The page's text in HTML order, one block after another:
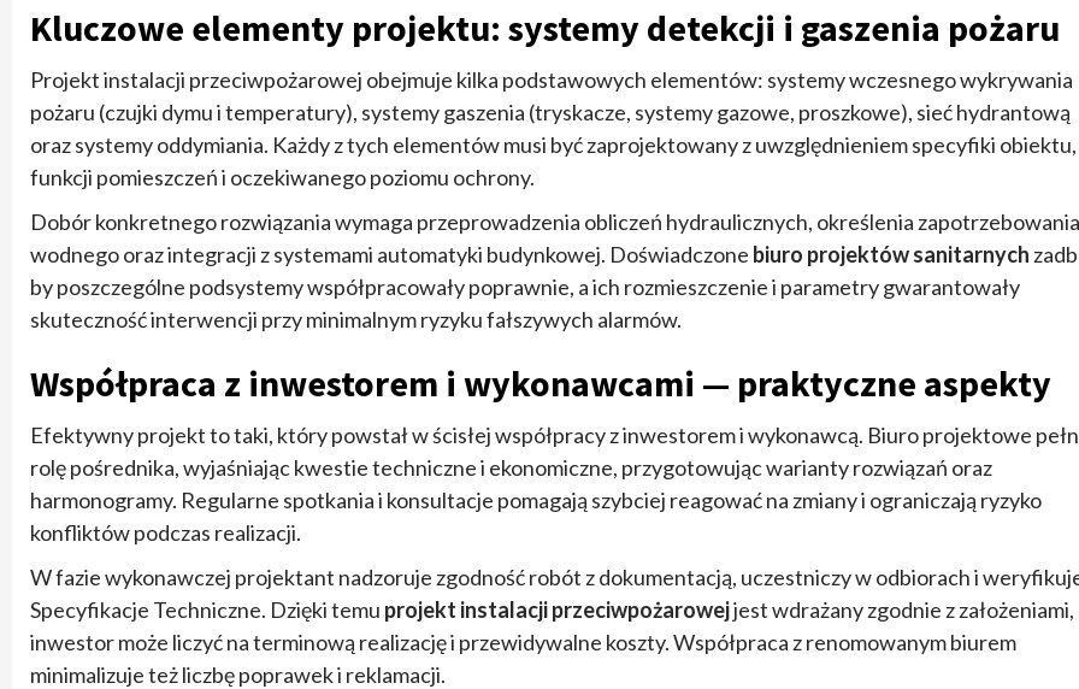
Kluczowe elementy projektu: systemy detekcji i gaszenia pożaru
Projekt instalacji przeciwpożarowej obejmuje kilka podstawowych elementów: systemy wczesnego wykrywania
pożaru (czujki dymu i temperatury), systemy gaszenia (tryskacze, systemy gazowe, proszkowe), sieć hydrantową
oraz systemy oddymiania. Każdy z tych elementów musi być zaprojektowany z uwzględnieniem specyfiki obiektu,
funkcji pomieszczeń i oczekiwanego poziomu ochrony.
Dobór konkretnego rozwiązania wymaga przeprowadzenia obliczeń hydraulicznych, określenia zapotrzebowania
wodnego oraz integracji z systemami automatyki budynkowej. Doświadczone biuro projektów sanitarnych
by poszczególne podsystemy współpracowały poprawnie, a ich rozmieszczenie i parametry gwarantowały
skuteczność interwencji przy minimalnym ryzyku fałszywych alarmów.
Współpraca z inwestorem i wykonawcami — praktyczne aspekty
Efektywny projekt to taki, który powstał w ścisłej współpracy z inwestorem i wykonawcą. Biuro projektowe
rolę pośrednika, wyjaśniając kwestie techniczne i ekonomiczne, przygotowując warianty rozwiązań oraz
harmonogramy. Regularne spotkania i konsultacje pomagają szybciej reagować na zmiany i ograniczają ryzyko
konfliktów podczas realizacji.
W fazie wykonawczej projektant nadzoruje zgodność robót z dokumentacją, uczestniczy w odbiorach i
Specyfikacje Techniczne. Dzięki temu projekt instalacji przeciwpożarowejjest wdrażany zgodnie z założeniami,
inwestor może liczyć na terminową realizację i przewidywalne koszty. Współpraca z renomowanym biurem
minimalizuje też liczbę poprawek i reklamacji.